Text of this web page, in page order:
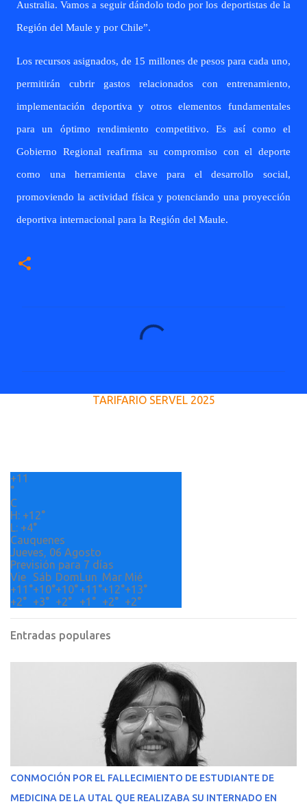
Australia. Vamos a seguir dándolo todo por los deportistas de la
Región del Maule y por Chile”.
Los recursos asignados, de 15 millones de pesos para cada uno,
permitirán cubrir gastos relacionados con entrenamiento,
implementación deportiva y otros elementos fundamentales
para un óptimo rendimiento competitivo. Es así como el
Gobierno Regional reafirma su compromiso con el deporte
como una herramienta clave para el desarrollo social,
promoviendo la actividad física y potenciando una proyección
deportiva internacional para la Región del Maule.
s
TARIFARIO SERVEL 2025
+11
°
C
H: +12°
L: +4°
Cauquenes
Jueves, 06 Agosto
Previsión para 7 días
Vie
Sáb DomLun Mar Mié
+11°+10°+10°+11°+12°+13°
+2° +3° +2° +1° +2° +2°
Entradas populares
CONMOCIÓN POR EL FALLECIMIENTO DE ESTUDIANTE DE
MEDICINA DE LA UTAL QUE REALIZABA SU INTERNADO EN